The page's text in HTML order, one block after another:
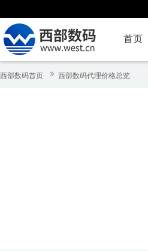
首页
西部数码首页 西部数码代理价格总览